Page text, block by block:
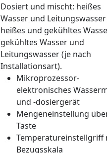
Dosiert und mischt: heißes
Wasser und
heißes und gekühltes
gekühltes Wasser und
Leitungswasser (je nach
Installationsart).
Mikroprozessor-
elektronisches
und -dosiergerät
Mengeneinstellung
Taste
Temperatureinstellgriff
Bezugsskala